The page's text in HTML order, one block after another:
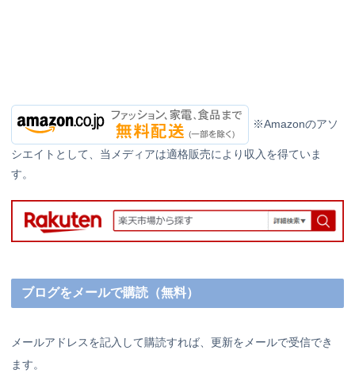
※Amazonのアソ
シエイトとして、当メディアは適格販売により収入を得ていま
す。
ブログをメールで購読（無料）
メールアドレスを記入して購読すれば、更新をメールで受信でき
ます。